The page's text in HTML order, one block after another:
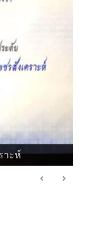
าะห์